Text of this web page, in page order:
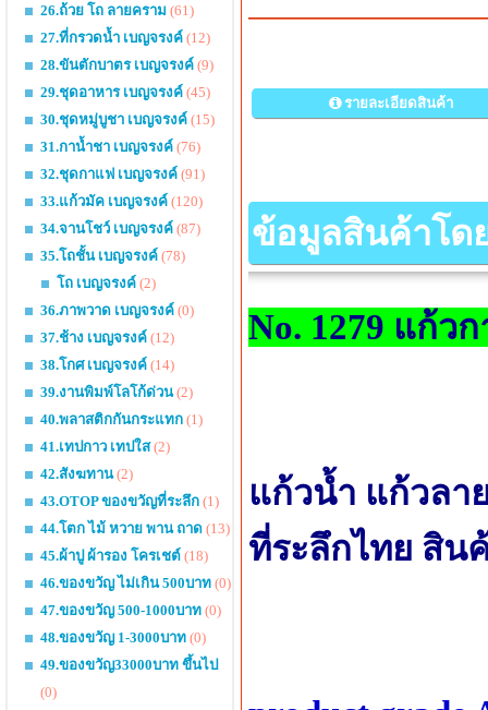
26.ถ้วย โถ ลายคราม (61)
27.ที่กรวดน้ำ เบญจรงค์ (12)
28.ขันตักบาตร เบญจรงค์ (9)
29.ชุดอาหาร เบญจรงค์ (45)
30.ชุดหมู่บูชา เบญจรงค์ (15)
31.กาน้ำชา เบญจรงค์ (76)
32.ชุดกาแฟ เบญจรงค์ (91)
33.แก้วมัค เบญจรงค์ (120)
34.จานโชว์ เบญจรงค์ (87)
35.โถชั้น เบญจรงค์ (78)
โถ เบญจรงค์ (2)
36.ภาพวาด เบญจรงค์ (0)
37.ช้าง เบญจรงค์ (12)
38.โกศ เบญจรงค์ (14)
39.งานพิมพ์โลโก้ด่วน(2)
40.พลาสติกกันกระแทก (1)
41.เทปกาว เทปใส(2)
42.สังฆทาน(2)
43.OTOP ของขวัญที่ระลึก (1)
44.โตก ไม้ หวาย พาน ถาด (13)
45.ผ้าปู ผ้ารอง โครเชต์ (18)
46.ของขวัญ ไม่เกิน 500บาท (0)
47.ของขวัญ 500-1000บาท (0)
48.ของขวัญ 1-3000บาท (0)
49.ของขวัญ33000บาท ขึ้นไป
(0)
รายละเอียดสินค้า
ข้อมูลสินค้าโด
No. 1279 แก้ว
แก้วน้ำ แก้วลา
ที่ระลึกไทย สิ